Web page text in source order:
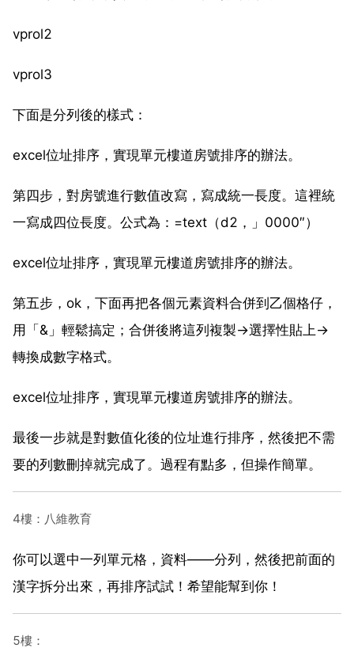
vprol2
vprol3
下面是分列後的樣式：
excel位址排序，實現單元樓道房號排序的辦法。
第四步，對房號進行數值改寫，寫成統一長度。這裡統
一寫成四位長度。公式為：=text（d2，」0000″）
excel位址排序，實現單元樓道房號排序的辦法。
第五步，ok，下面再把各個元素資料合併到乙個格仔，
用「&」輕鬆搞定；合併後將這列複製→選擇性貼上→
轉換成數字格式。
excel位址排序，實現單元樓道房號排序的辦法。
最後一步就是對數值化後的位址進行排序，然後把不需
要的列數刪掉就完成了。過程有點多，但操作簡單。
4樓：八維教育
你可以選中一列單元格，資料——分列，然後把前面的
漢字拆分出來，再排序試試！希望能幫到你！
5樓：